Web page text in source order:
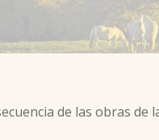
de las obras de